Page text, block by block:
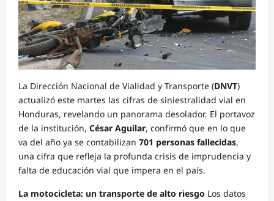
La Dirección Nacional de Vialidad y Transporte (DNVT)
actualizó este martes las cifras de siniestralidad vial en
Honduras, revelando un panorama desolador. El portavoz
de la institución, César Aguilar, confirmó que en lo que
va del año ya se contabilizan 701 personas fallecidas,
una cifra que refleja la profunda crisis de imprudencia y
falta de educación vial que impera en el país.
La motocicleta: un transporte de alto riesgo Los datos